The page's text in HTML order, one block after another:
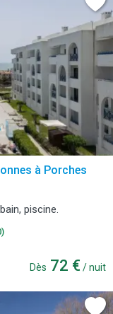
à Porches
piscine.
Dès 72 € / nuit